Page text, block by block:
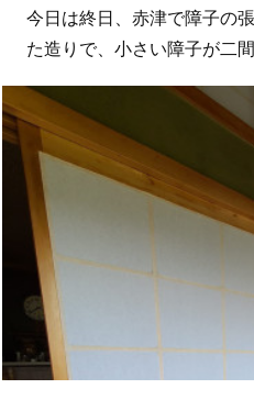
今日は終日、赤津で障子の
た造りで、小さい障子が二